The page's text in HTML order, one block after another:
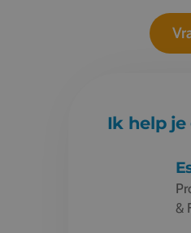
Ik help je
&